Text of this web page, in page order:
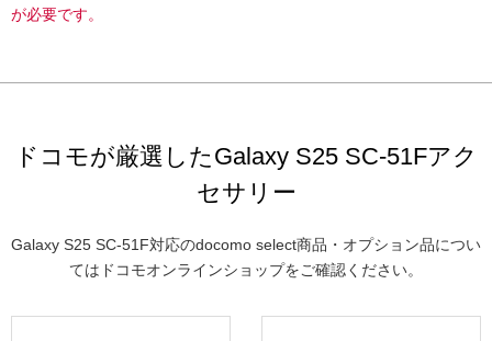
が必要です。
ドコモが厳選したGalaxy S25 SC-51Fアク
セサリー
Galaxy S25 SC-51F対応のdocomo select商品・オプション品につい
てはドコモオンラインショップをご確認ください。